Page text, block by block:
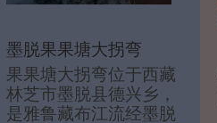
墨脱果果塘大拐弯
果果塘大拐弯位于西藏
林芝市墨脱县德兴乡，
是雅鲁藏布江流经墨脱